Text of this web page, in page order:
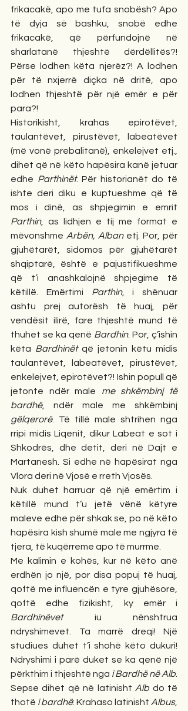
frikacakë, apo me tufa snobësh? Apo
të dyja së bashku, snobë edhe
frikacakë, që përfundojnë në
sharlatanë thjeshtë dërdëllitës?!
Përse lodhen këta njerëz?! A lodhen
për të nxjerrë diçka në dritë, apo
lodhen thjeshtë për një emër e për
para?!
Historikisht, krahas epirotëvet,
taulantëvet, pirustëvet, labeatëvet
(më vonë prebalitanë), enkelejvet etj.,
dihet që në këto hapësira kanë jetuar
edhe Parthinët. Për historianët do të
ishte deri diku e kuptueshme që të
Parthin, as lidhjen e tij me format e
mëvonshme Arbën, Alban etj. Por, për
gjuhëtarët, sidomos për gjuhëtarët
shqiptarë, është e pajustifikueshme
që t’i anashkalojnë shpjegime të
këtillë. Emërtimi Parthin, i shënuar
ashtu prej autorësh të huaj, për
vendësit ilirë, fare thjeshtë mund të
thuhet se ka qenë Bardhin. Por, ç’ishin
këta Bardhinët që jetonin këtu midis
taulantëvet, labeatëvet, pirustëvet,
enkelejvet, epirotëvet?! Ishin popull që
jetonte ndër male me shkëmbinj të
bardhë
gëlqerorë. Të tillë male shtrihen nga
rripi midis Liqenit, dikur Labeat e sot i
Shkodrës, dhe detit, deri në Dajt e
Martanesh. Si edhe në hapësirat nga
Vlora deri në Vjosë e rreth Vjosës.
Nuk duhet harruar që një emërtim i
këtillë mund t’u jetë vënë këtyre
maleve edhe për shkak se, po në këto
hapësira kish shumë male me ngjyra të
tjera, të kuqërreme apo të murrme.
Me kalimin e kohës, kur në këto anë
erdhën jo një, por disa popuj të huaj,
qoftë me influencën e tyre gjuhësore,
Bardhinëvet iu nënshtrua
ndryshimevet. Ta marrë dreqi! Një
studiues duhet t’i shohë këto dukuri!
Ndryshimi i parë duket se ka qenë një
përkthim i thjeshtë nga i Bardhë në Alb
Sepse dihet që në latinisht Alb do të
thotë i bardhë: Krahaso latinisht Albus,